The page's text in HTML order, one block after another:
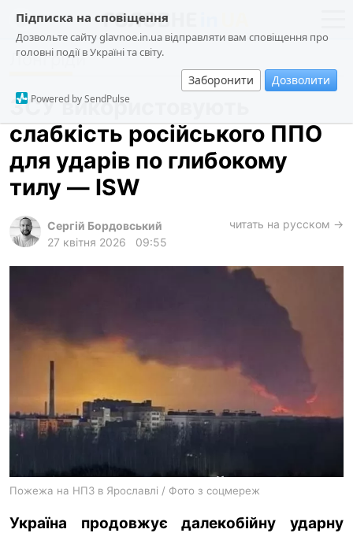
Підписка на сповіщення
Дозвольте сайту glavnoe.in.ua відправляти вам сповіщення про
головні події в Україні та світу.
Заборонити Дозволити
Powered by SendPulse
новини
про проєкт
суспільство
події
кримінал
Лонгріди
ЗСУ використовують
слабкість російського ППО
для ударів по глибокому
тилу — ISW
Сергій Бордовський
27 квітня 2026
09:55
читать на русском →
Пожежа на НПЗ в Ярославлі / Фото з соцмереж
Україна продовжує далекобійну ударну